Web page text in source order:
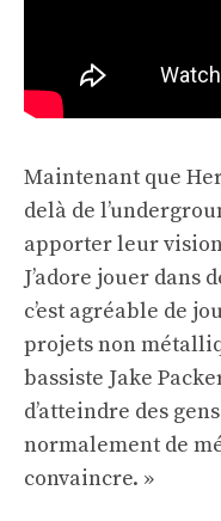
Maintenant que
delà de
apporter leur
J’adore jouer dans
c’est agréable de
projets non
bassiste Jake
d’atteindre des
normalement de
convaincre. »